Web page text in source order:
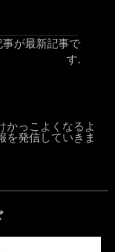
事が最新記事で
す.
かっこよくなるよ
を発信していきま